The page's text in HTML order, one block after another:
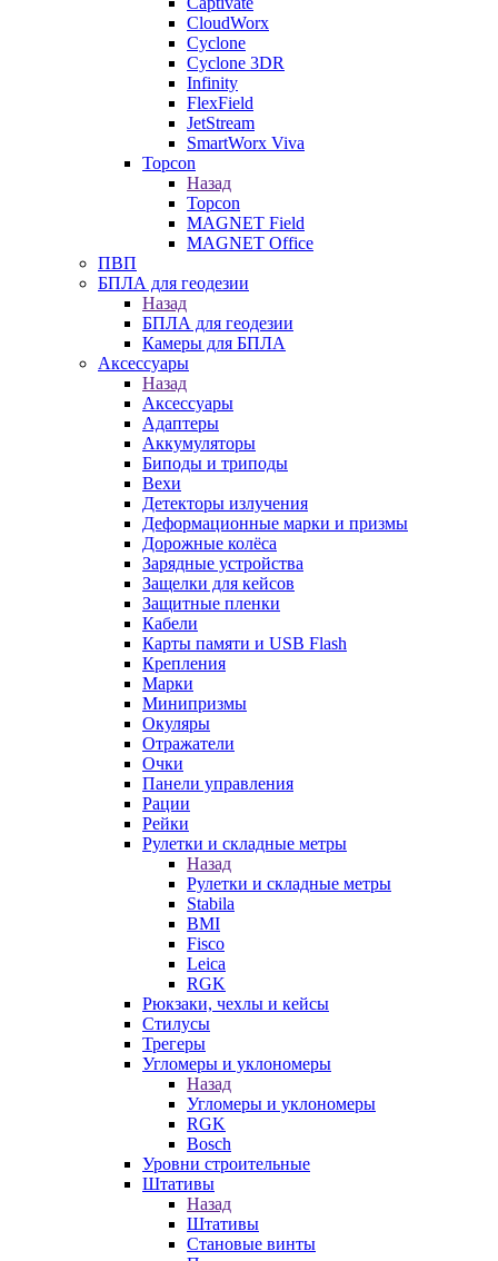
CloudWorx
Cyclone
Cyclone 3DR
Infinity
FlexField
JetStream
SmartWorx Viva
Topcon
Назад
Topcon
MAGNET Field
MAGNET Office
ПВП
БПЛА для геодезии
Назад
БПЛА для геодезии
Камеры для БПЛА
Аксессуары
Назад
Аксессуары
Адаптеры
Аккумуляторы
Биподы и триподы
Вехи
Детекторы излучения
Деформационные марки и призмы
Дорожные колёса
Зарядные устройства
Защелки для кейсов
Защитные пленки
Кабели
Карты памяти и USB Flash
Крепления
Марки
Минипризмы
Окуляры
Отражатели
Очки
Панели управления
Рации
Рейки
Рулетки и складные метры
Назад
Рулетки и складные метры
Stabila
BMI
Fisco
Leica
RGK
Рюкзаки, чехлы и кейсы
Стилусы
Трегеры
Угломеры и уклономеры
Назад
Угломеры и уклономеры
RGK
Bosch
Уровни строительные
Штативы
Назад
Штативы
Становые винты